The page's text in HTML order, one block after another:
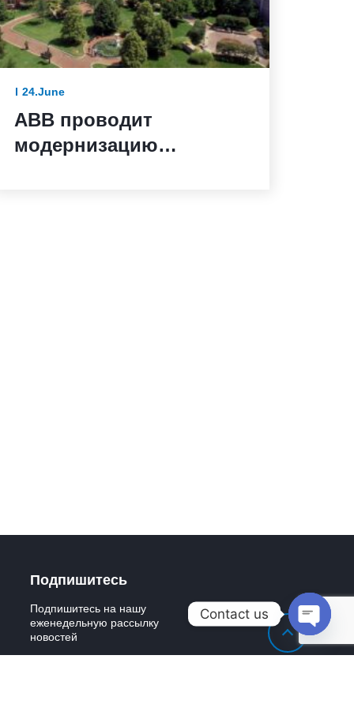
24.June
ABB проводит
модернизацию
Подпишитесь
Подпишитесь на нашу
еженедельную рассылку
новостей
Contact us
Open
chaty